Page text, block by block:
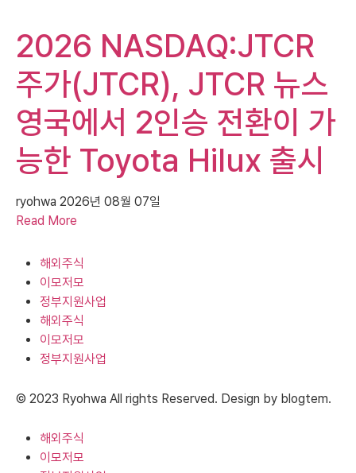
2026 NASDAQ:JTCR
주가(JTCR), JTCR 뉴스
영국에서 2인승 전환이 가
능한 Toyota Hilux 출시
ryohwa 2026년 08월 07일
Read More
해외주식
이모저모
정부지원사업
해외주식
이모저모
정부지원사업
© 2023 Ryohwa All rights Reserved. Design by blogtem.
해외주식
이모저모